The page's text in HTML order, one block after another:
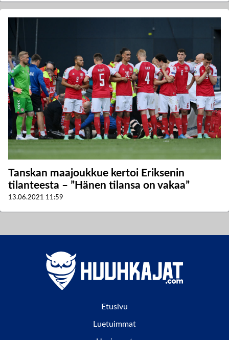
Tanskan maajoukkue kertoi Eriksenin
tilanteesta – ”Hänen tilansa on vakaa”
13.06.2021 11:59
Etusivu
Luetuimmat